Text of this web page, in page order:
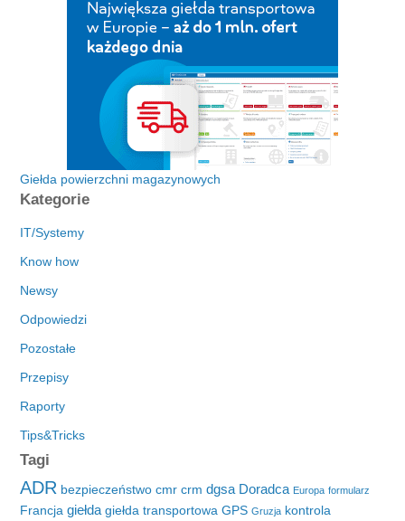
Giełda powierzchni magazynowych
Kategorie
IT/Systemy
Know how
Newsy
Odpowiedzi
Pozostałe
Przepisy
Raporty
Tips&Tricks
Tagi
ADR bezpieczeństwo cmr crm dgsa Doradca Europa formularz
Francja giełda giełda transportowa GPS Gruzja kontrola